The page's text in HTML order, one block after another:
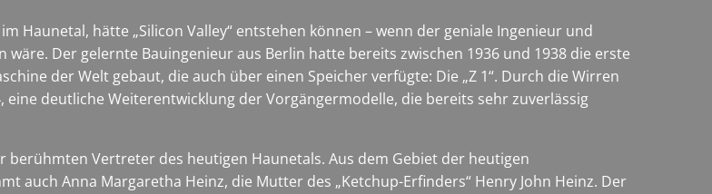
Haunetal, hätte „Silicon Valley“ entstehen können – wenn der geniale Ingenieur und
Der gelernte Bauingenieur aus Berlin hatte bereits zwischen 1936 und 1938 die erste
der Welt gebaut, die auch über einen Speicher verfügte: Die „Z 1“. Durch die Wirren
deutliche Weiterentwicklung der Vorgängermodelle, die bereits sehr zuverlässig
Vertreter des heutigen Haunetals. Aus dem Gebiet der heutigen
auch Anna Margaretha Heinz, die Mutter des „Ketchup-Erfinders“ Henry John Heinz. Der